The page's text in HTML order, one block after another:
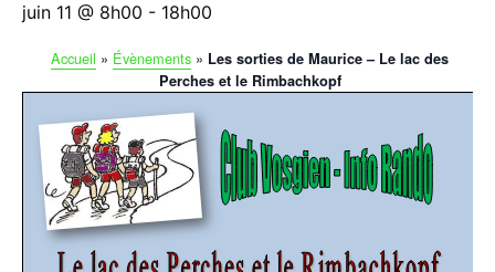
juin 11 @ 8h00 - 18h00
Accueil » Évènements » Les sorties de Maurice – Le lac des
Perches et le Rimbachkopf